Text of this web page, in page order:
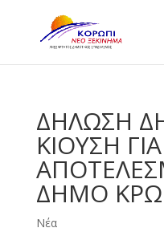
ΔΗΛΩΣΗ
ΚΙΟΥΣΗ
ΔΗΜΟ
Νέα